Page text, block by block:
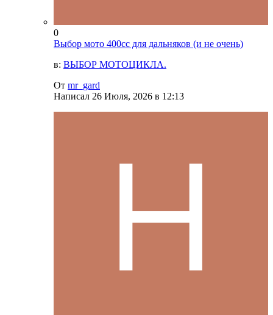
0
Выбор мото 400сс для дальняков (и не очень)
в: ВЫБОР МОТОЦИКЛА.
От mr_gard
Написал 26 Июля, 2026 в 12:13